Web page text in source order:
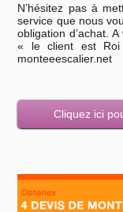
N’hésitez pas à
service que nous
obligation d’achat.
« le client est
monteeescalier.net
Cliquez ici